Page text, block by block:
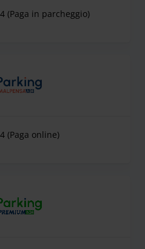
(Paga in parcheggio)
(Paga online)